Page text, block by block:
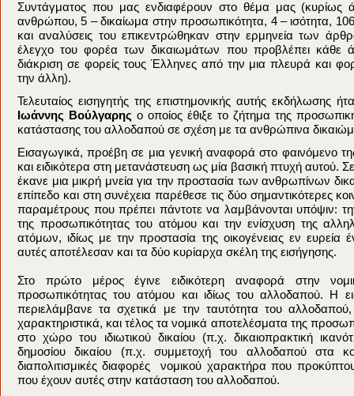
Συντάγματος που μας ενδιαφέρουν στο θέμα μας (κυρίως
ανθρώπου, 5 – δικαίωμα στην προσωπικότητα, 4 – ισότητα,
και αναλύσεις του επικεντρώθηκαν στην ερμηνεία των
έλεγχο του φορέα των δικαιωμάτων που προβλέπει κάθε
διάκριση σε φορείς τους Έλληνες από την μια πλευρά και
την άλλη).
Τελευταίος εισηγητής της επιστημονικής αυτής εκδήλωσης
Ιωάννης Βούλγαρης ο οποίος έθιξε το ζήτημα της
κατάστασης του αλλοδαπού σε σχέση με τα ανθρώπινα
Εισαγωγικά, προέβη σε μια γενική αναφορά στο φαινόμενο
και ειδικότερα στη μετανάστευση ως μία βασική πτυχή αυτού.
έκανε μια μικρή μνεία για την προστασία των ανθρωπίνων
επίπεδο και στη συνέχεια παρέθεσε τις δύο σημαντικότερες
παραμέτρους που πρέπει πάντοτε να λαμβάνονται υπόψιν:
της προσωπικότητας του ατόμου και την ενίσχυση της
ατόμων, ιδίως με την προστασία της οικογένειας εν ευρεία
αυτές αποτέλεσαν και τα δύο κυρίαρχα σκέλη της εισήγησης.
Στο πρώτο μέρος έγινε ειδικότερη αναφορά στην
προσωπικότητας του ατόμου και ιδίως του αλλοδαπού. Η
περιελάμβανε τα σχετικά με την ταυτότητα του αλλοδαπού,
χαρακτηριστικά, και τέλος τα νομικά αποτελέσματα της
στο χώρο του ιδιωτικού δικαίου (π.χ. δικαιοπρακτική
δημοσίου δικαίου (π.χ. συμμετοχή του αλλοδαπού στα
διαπολιτισμικές διαφορές νομικού χαρακτήρα που
που έχουν αυτές στην κατάσταση του αλλοδαπού.